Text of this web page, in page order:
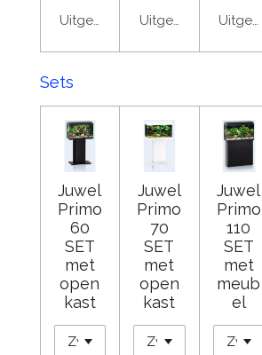
UitgeschakeldUitgeschakeld
Sets
Juwel
Primo
60
SET
met
open
kast
Juwel
Primo
70
SET
met
open
kast
Juwel
Primo
110
SET
met
meub
el